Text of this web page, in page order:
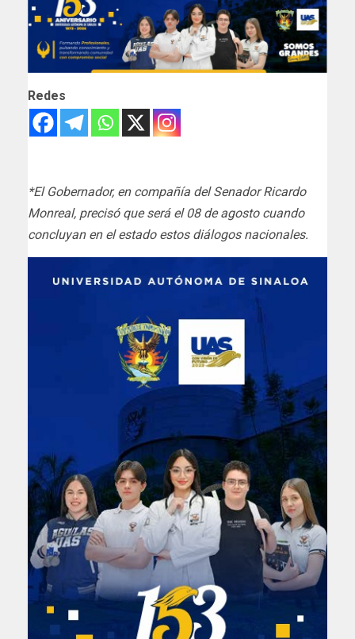
Redes
*El Gobernador, en compañía del Senador Ricardo
Monreal, precisó que será el 08 de agosto cuando
concluyan en el estado estos diálogos nacionales.